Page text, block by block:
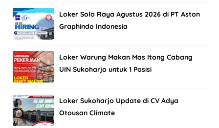
Loker Solo Raya Agustus 2026 di PT Aston
Graphindo Indonesia
Loker Warung Makan Mas Itong Cabang
UIN Sukoharjo untuk 1 Posisi
Loker Sukoharjo Update di CV Adya
Otousan Climate